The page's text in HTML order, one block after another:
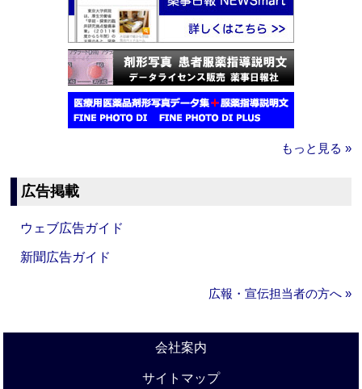
もっと見る »
広告掲載
ウェブ広告ガイド
新聞広告ガイド
広報・宣伝担当者の方へ »
会社案内
サイトマップ